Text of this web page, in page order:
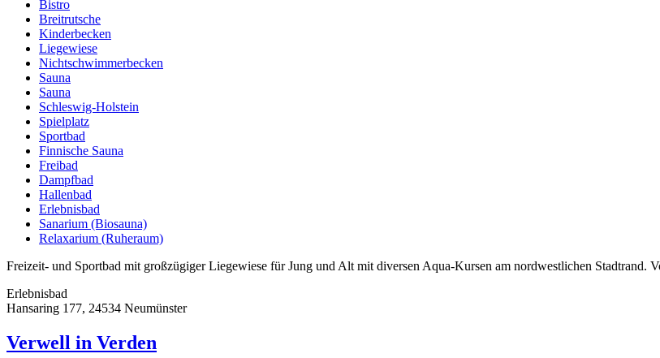
Bistro
Breitrutsche
Kinderbecken
Liegewiese
Nichtschwimmerbecken
Sauna
Sauna
Schleswig-Holstein
Spielplatz
Sportbad
Finnische Sauna
Freibad
Dampfbad
Hallenbad
Erlebnisbad
Sanarium (Biosauna)
Relaxarium (Ruheraum)
Freizeit- und Sportbad mit großzügiger Liegewiese für Jung und Alt mit diversen Aqua-Kursen am nordwestlichen Stadtrand.
Erlebnisbad
Hansaring 177, 24534 Neumünster
Verwell in Verden